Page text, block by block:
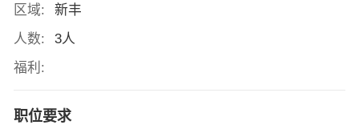
区域:
新丰
人数:
3人
福利:
职位要求